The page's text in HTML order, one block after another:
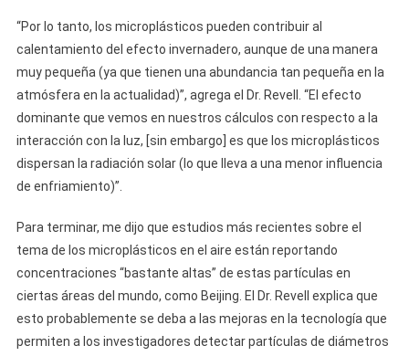
“Por lo tanto, los microplásticos pueden contribuir al
calentamiento del efecto invernadero, aunque de una manera
muy pequeña (ya que tienen una abundancia tan pequeña en la
atmósfera en la actualidad)”, agrega el Dr. Revell. “El efecto
dominante que vemos en nuestros cálculos con respecto a la
interacción con la luz, [sin embargo] es que los microplásticos
dispersan la radiación solar (lo que lleva a una menor influencia
de enfriamiento)”.
Para terminar, me dijo que estudios más recientes sobre el
tema de los microplásticos en el aire están reportando
concentraciones “bastante altas” de estas partículas en
ciertas áreas del mundo, como Beijing. El Dr. Revell explica que
esto probablemente se deba a las mejoras en la tecnología que
permiten a los investigadores detectar partículas de diámetros